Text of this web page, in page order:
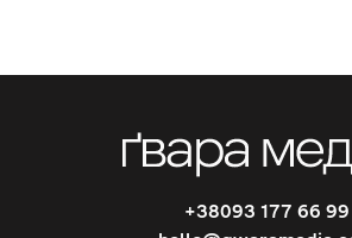
+38093 177 66 99